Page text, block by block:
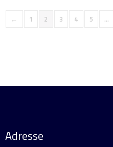
← 1 2 3 4 5 …
Adresse